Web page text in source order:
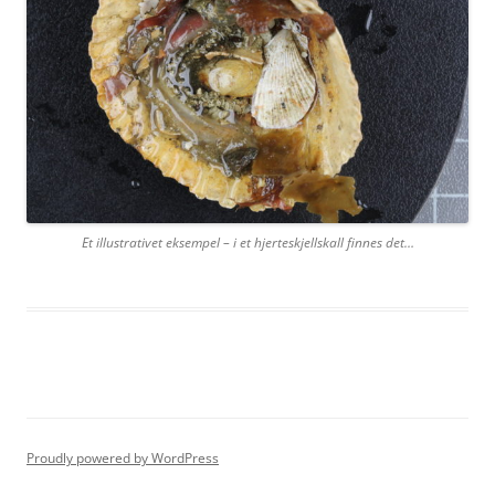
Et illustrativet eksempel – i et hjerteskjellskall finnes det…
Proudly powered by WordPress